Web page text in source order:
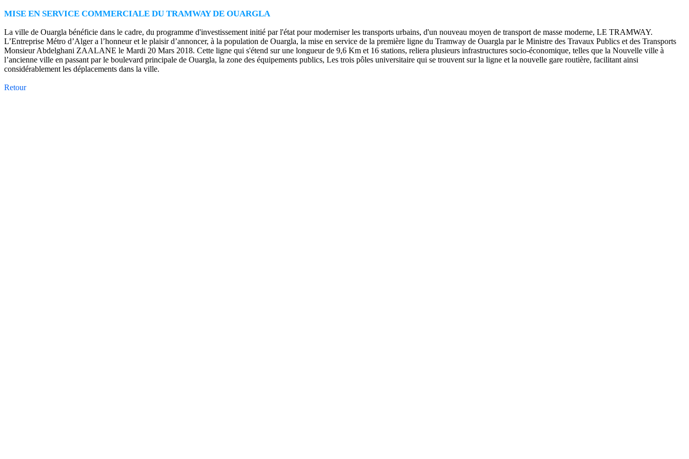
MISE EN SERVICE COMMERCIALE DU TRAMWAY DE OUARGLA
La ville de Ouargla bénéficie dans le cadre, du programme d'investissement initié par l'état pour moderniser les transports urbains, d'un nouveau moyen de transport de masse moderne, LE TRAMWAY.
L’Entreprise Métro d’Alger a l’honneur et le plaisir d’annoncer, à la population de Ouargla, la mise en service de la première ligne du Tramway de Ouargla par le Ministre des Travaux Publics et des Transports
Monsieur Abdelghani ZAALANE le Mardi 20 Mars 2018. Cette ligne qui s'étend sur une longueur de 9,6 Km et 16 stations, reliera plusieurs infrastructures socio-économique, telles que la Nouvelle ville à
l’ancienne ville en passant par le boulevard principale de Ouargla, la zone des équipements publics, Les trois pôles universitaire qui se trouvent sur la ligne et la nouvelle gare routière, facilitant ainsi
considérablement les déplacements dans la ville.
Retour